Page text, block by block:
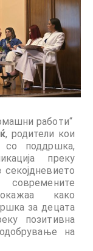
and
| Day 5
| Day 3
the Design
работи“
, родители кои
со поддршка,
преку
секојдневието
како
за децата
позитивна
на